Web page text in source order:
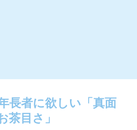
長者に欲しい「真面
茶目さ」